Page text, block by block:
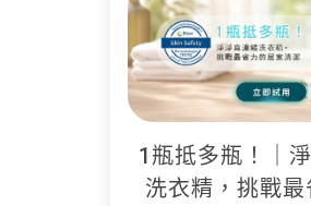
1瓶抵多瓶！｜
洗衣精，挑戰最